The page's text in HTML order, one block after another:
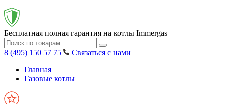
Бесплатная полная гарантия на котлы Immergas
8 (495) 150 57 75
Связаться с нами
Главная
Газовые котлы